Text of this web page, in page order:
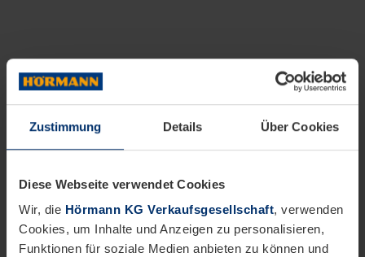
Zustimmung Details Über Cookies
Diese Webseite verwendet Cookies
Wir, die Hörmann KG Verkaufsgesellschaft, verwenden
Cookies, um Inhalte und Anzeigen zu personalisieren,
Funktionen für soziale Medien anbieten zu können und